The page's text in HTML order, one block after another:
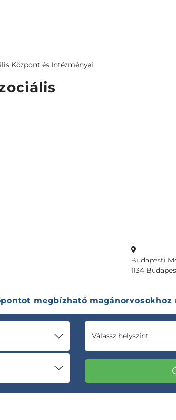
Központ és Intézményei
Budapesti
1134
megbízható magánorvosokhoz
Válassz helyszínt